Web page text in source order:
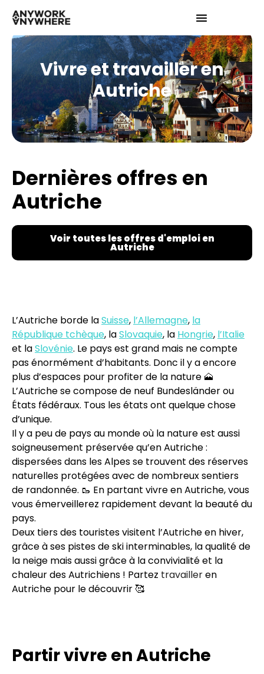
Vivre et travailler en
Autriche
Dernières offres en
Autriche
Voir toutes les offres d'emploi en
Autriche
L’Autriche borde laSuisse, l’Allemagne, la
République tchèque, laSlovaquie, la Hongrie, l’Italie
et laSlovénie. Le pays est grand mais ne compte
pas énormément d’habitants. Donc il y a encore
plus d’espaces pour profiter de la nature 🗻
L’Autriche se compose de neuf Bundesländer ou
États fédéraux. Tous les états ont quelque chose
d’unique.
Il y a peu de pays au monde où la nature est aussi
soigneusement préservée qu’en Autriche :
dispersées dans les Alpes se trouvent des réserves
naturelles protégées avec de nombreux sentiers
de randonnée. 🥾 En partant vivre en Autriche, vous
vous émerveillerez rapidement devant la beauté du
pays.
Deux tiers des touristes visitent l’Autriche en hiver,
grâce à ses pistes de ski interminables, la qualité de
la neige mais aussi grâce à la convivialité et la
chaleur des Autrichiens ! Partez travailleren
Autriche pour le découvrir 🥰
Partir vivre en Autriche